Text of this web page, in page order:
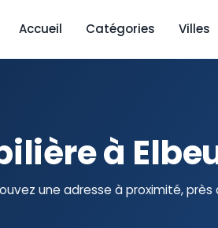
Accueil Catégories Villes
à
une adresse à proximité, près